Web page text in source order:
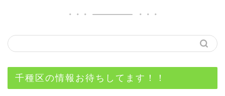
千種区の情報お待ちしてます！！